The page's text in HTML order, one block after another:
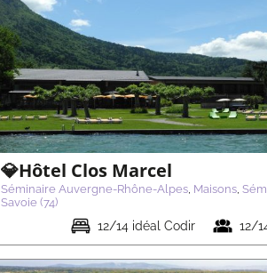
💎Hôtel Clos Marcel
Séminaire Auvergne-Rhône-Alpes, Maisons,
Savoie (74)
12/14 idéal Codir 12/